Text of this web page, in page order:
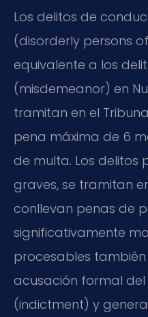
Los delitos de
(disorderly persons
equivalente a los
(misdemeanor) en
tramitan en el
pena máxima de 6
de multa. Los delitos
graves, se tramitan
conllevan penas de
significativamente
procesables
acusación formal
(indictment) y